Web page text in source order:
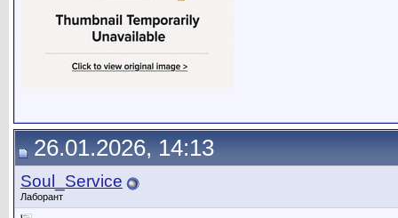
26.01.2026, 14:13
Soul_Service
Лаборант